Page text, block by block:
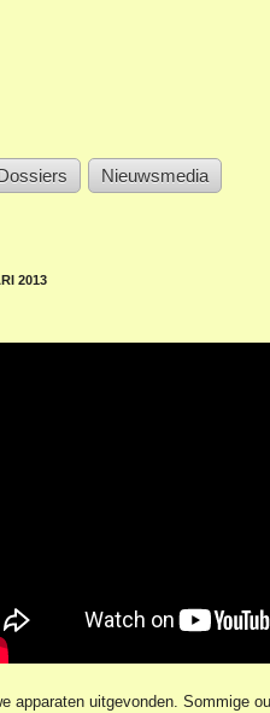
Nieuwsmedia
2013
apparaten uitgevonden. Sommige